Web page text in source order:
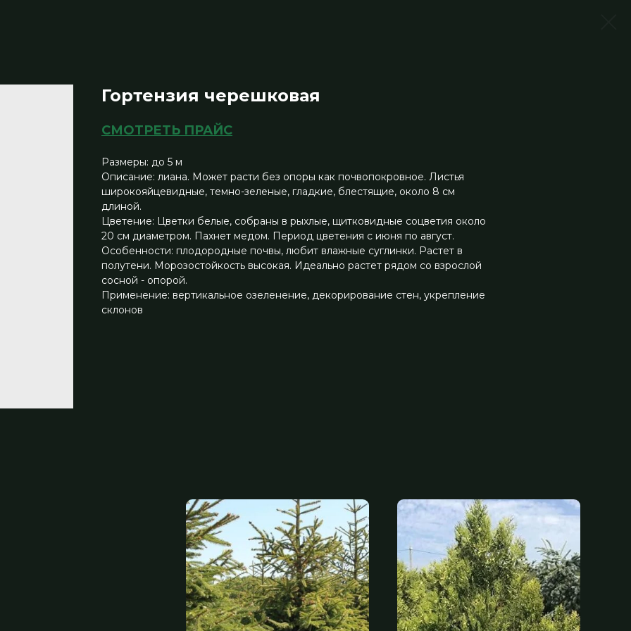
Гортензия черешковая
СМОТРЕТЬ ПРАЙС
Размеры: до 5 м
Описание: лиана. Может расти без опоры как почвопокровное. Листья
широкояйцевидные, темно-зеленые, гладкие, блестящие, около 8 см
длиной.
Цветение: Цветки белые, собраны в рыхлые, щитковидные соцветия около
20 см диаметром. Пахнет медом. Период цветения с июня по август.
Особенности: плодородные почвы, любит влажные суглинки. Растет в
полутени. Морозостойкость высокая. Идеально растет рядом со взрослой
сосной - опорой.
Применение: вертикальное озеленение, декорирование стен, укрепление
склонов